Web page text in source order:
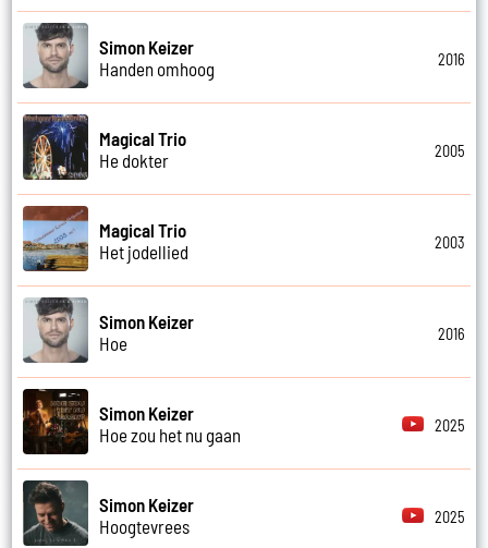
Simon Keizer
Handen omhoog
2016
Magical Trio
He dokter
2005
Magical Trio
Het jodellied
2003
Simon Keizer
Hoe
2016
Simon Keizer
Hoe zou het nu gaan
2025
Simon Keizer
Hoogtevrees
2025